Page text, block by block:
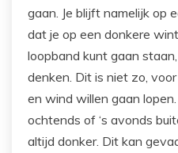
gaan. Je blijft namelijk op
dat je op een donkere
loopband kunt gaan
denken. Dit is niet zo,
en wind willen gaan
ochtends of ‘s avonds
altijd donker. Dit kan